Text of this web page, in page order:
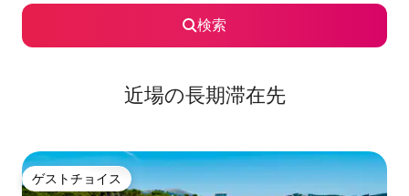
検索
近場の長期滞在先
ゲストチョイス
ゲストチョイス